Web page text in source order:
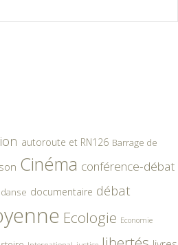
autoroute et RN126 Barrage de
Cinéma conférence-débat
danse documentaire débat
Ecologie Economie